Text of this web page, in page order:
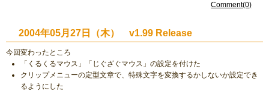
Comment(0)
2004年05月27日（木） v1.99 Release
今回変わったところ
「くるくるマウス」「じぐざぐマウス」の設定を付けた
クリップメニューの定型文章で、特殊文字を変換するかしないか設定でき
るようにした